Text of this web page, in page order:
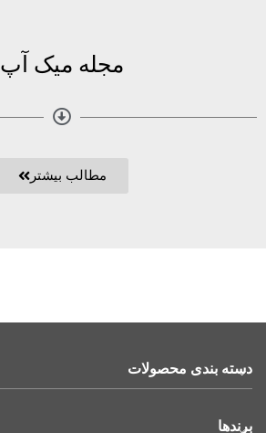
مجله میک آپ
مطالب بیشتر
دسته بندی محصولات
برندها